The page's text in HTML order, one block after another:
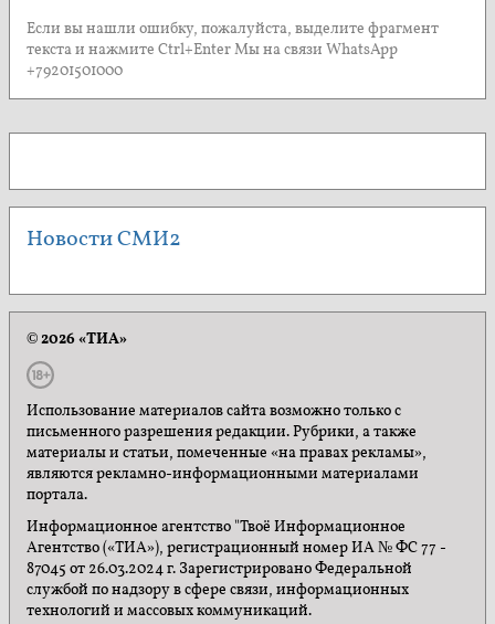
Если вы нашли ошибку, пожалуйста, выделите фрагмент
текста и нажмите Ctrl+Enter Мы на связи WhatsApp
+79201501000
Новости СМИ2
© 2026 «ТИА»
Использование материалов сайта возможно только с
письменного разрешения редакции. Рубрики, а также
материалы и статьи, помеченные «на правах рекламы»,
являются рекламно-информационными материалами
портала.
Информационное агентство "Твоё Информационное
Агентство («ТИА»), регистрационный номер ИА № ФС 77 -
87045 от 26.03.2024 г. Зарегистрировано Федеральной
службой по надзору в сфере связи, информационных
технологий и массовых коммуникаций.